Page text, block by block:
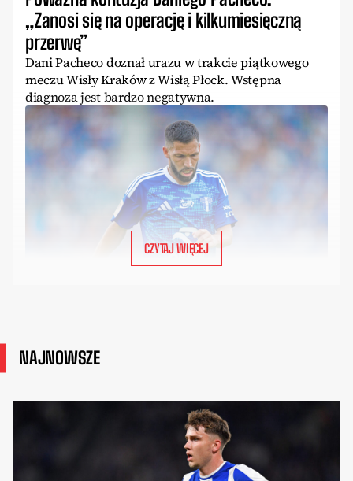
„Zanosi się na operację i kilkumiesięczną
przerwę”
Dani Pacheco doznał urazu w trakcie piątkowego
meczu Wisły Kraków z Wisłą Płock. Wstępna
diagnoza jest bardzo negatywna.
CZYTAJ WIĘCEJ
NAJNOWSZE